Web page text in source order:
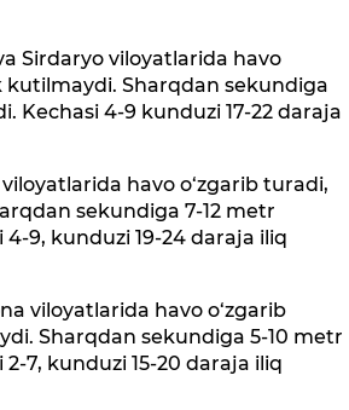
Sirdaryo viloyatlarida havo
kutilmaydi. Sharqdan sekundiga
Kechasi 4-9 kunduzi 17-22 daraja
havo o‘zgarib turadi,
sekundiga 7-12 metr
9, kunduzi 19-24 daraja iliq
viloyatlarida havo o‘zgarib
Sharqdan sekundiga 5-10 metr
7, kunduzi 15-20 daraja iliq